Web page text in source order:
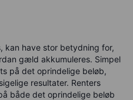
kan have stor betydning for,
gæld akkumuleres. Simpel
på det oprindelige beløb,
resultater. Renters
både det oprindelige beløb